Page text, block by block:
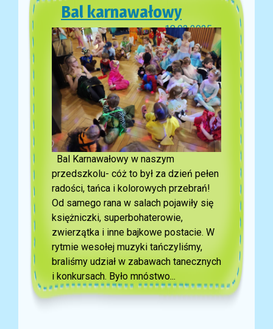
Bal karnawałowy
18.02.2025
Bal Karnawałowy w naszym
przedszkolu- cóż to był za dzień pełen
radości, tańca i kolorowych przebrań!
Od samego rana w salach pojawiły się
księżniczki, superbohaterowie,
zwierzątka i inne bajkowe postacie. W
rytmie wesołej muzyki tańczyliśmy,
braliśmy udział w zabawach tanecznych
i konkursach. Było mnóstwo...